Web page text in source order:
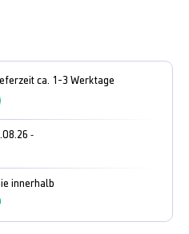
ca. 1-3 Werktage
-
innerhalb